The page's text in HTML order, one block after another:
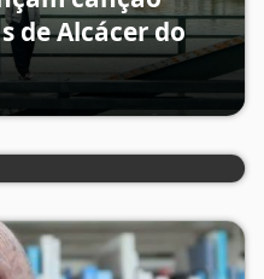
de Alcácer do
queda de